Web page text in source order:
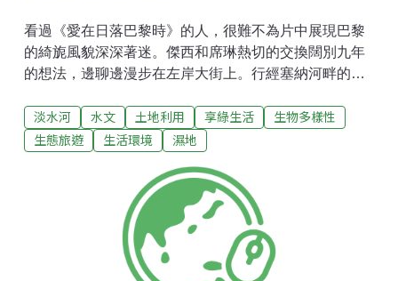
看過《愛在日落巴黎時》的人，很難不為片中展現巴黎
的綺旎風貌深深著迷。傑西和席琳熱切的交換闊別九年
的想法，邊聊邊漫步在左岸大街上。行經塞納河畔的碼
隨著兩位主角流暢的對談，我們也愛上了這個籠罩在夕
陽餘暉中的城市。淡水河畔。攝影：Ken Marshall 。CC
年可行船的美麗大河。我們依河墾拓，讓河流灌溉、承
載、餵養我們。後來她替我們發電、提供飲用水、也讓
我們傾倒廢水垃圾。我們以為淡水河像母親一樣會永遠
承受一切，默默地清理掉那些加諸於她的任性。我成長
的時候，恰好是台灣經濟起飛的年代。工業發展的速
淡水河 水文 土地利用 享綠生活
生物多樣性
生態旅遊
生活環境 濕地